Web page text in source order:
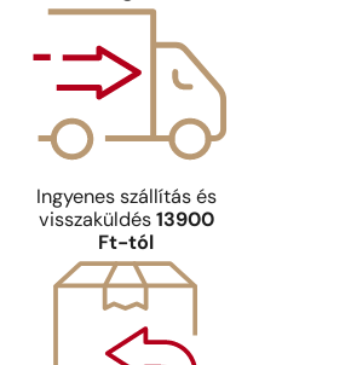
Ingyenes szállítás és
visszaküldés 13900
Ft-tól